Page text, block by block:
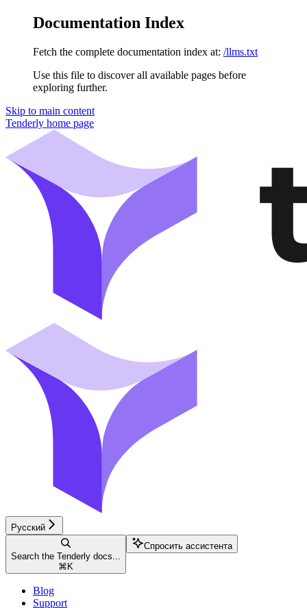
Documentation Index
Fetch the complete documentation index at: /llms.txt
Use this file to discover all available pages before
exploring further.
Skip to main content
Tenderly home page
Русский
Search the Tenderly docs...
⌘ K
Спросить ассистента
Blog
Support